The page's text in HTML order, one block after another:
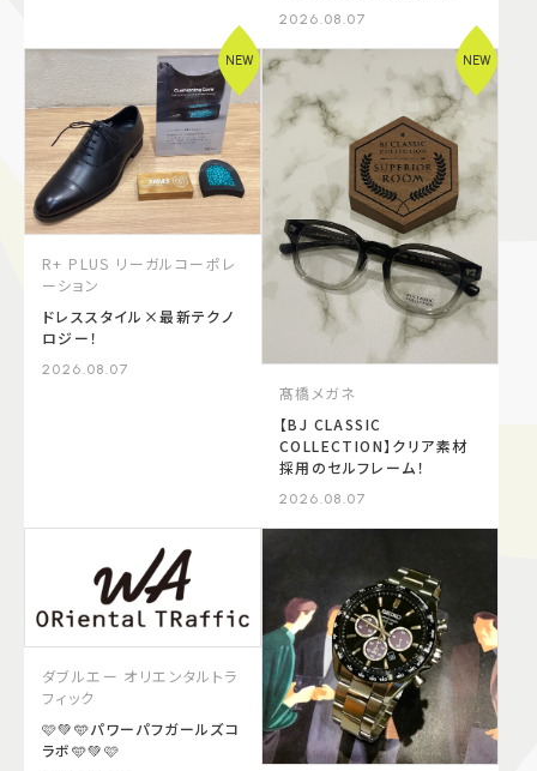
2026.08.07
NEW
R+ PLUS リーガルコーポレ
ーション
ドレススタイル×最新テクノ
ロジー！
2026.08.07
NEW
髙橋メガネ
【BJ CLASSIC
COLLECTION】クリア素材
採用のセルフレーム！
2026.08.07
ダブルエー オリエンタルトラ
フィック
🩷💚🩵パワーパフガールズコ
ラボ🩵💚🩷